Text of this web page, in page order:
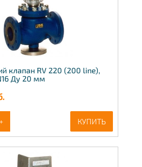
клапан RV 220 (200 line),
Ду 20 мм
+ КУПИТЬ